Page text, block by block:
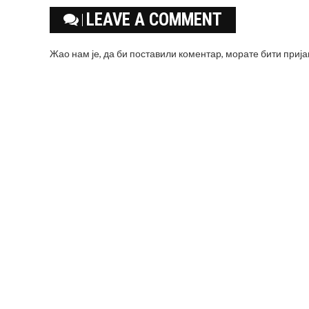
LEAVE A COMMENT
Жао нам је, да би поставили коментар, моратебити